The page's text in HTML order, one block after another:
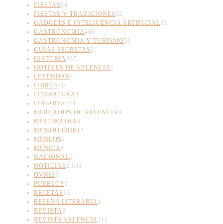
FIESTAS 54
FIESTAS Y TRADICIONES 52
GADGETS E INTELIGENCIA ARTIFICIAL33
GASTRONOMIA400
GASTRONOMÍA Y TURISMO 53
GUÍAS SECRETAS 2
HISTORIA 337
HOTELES DE VALENCIA 1
LEYENDAS 7
LIBROS 10
LITERATURA 1
LUGARES 144
MERCADOS DE VALENCIA9
MULTIMEDIA4
MUNDO FRIKI2
MUSEOS 2
MÚSICA4
NACIONAL2
NOTICIAS 2.034
OVNIS 5
PUEBLOS 5
RECETAS 13
RESEÑA LITERARIA 1
REVISTA 2
REVISTA VALENCIA 112